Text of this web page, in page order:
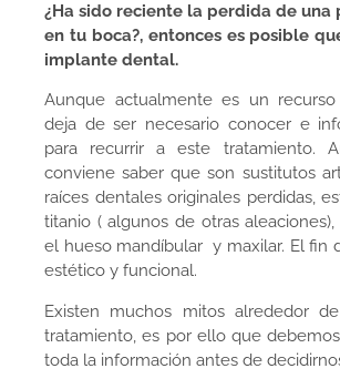
¿Ha sido reciente la perdida de una
en tu boca?, entonces es posible
implante dental.
Aunque actualmente es un
deja de ser necesario conocer e
para recurrir a este tratamiento.
conviene saber que son sustitutos
raíces dentales originales perdidas,
titanio ( algunos de otras
el hueso mandíbular y maxilar. El fin
estético y funcional.
Existen muchos mitos alrededor
tratamiento, es por ello que
toda la información antes de